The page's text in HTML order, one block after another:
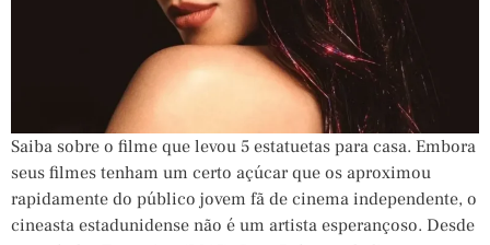
Saiba sobre o filme que levou 5 estatuetas para casa. Embora
seus filmes tenham um certo açúcar que os aproximou
rapidamente do público jovem fã de cinema independente, o
cineasta estadunidense não é um artista esperançoso. Desde